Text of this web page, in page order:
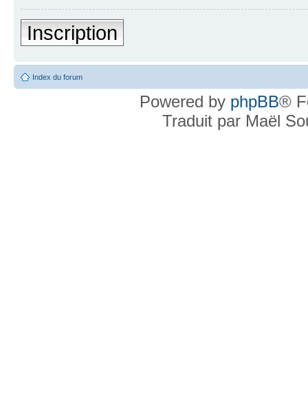
Inscription
Index du forum
Powered by phpBB®
Traduit par Maël